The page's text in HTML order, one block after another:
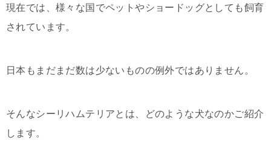
現在では、様々な国でペットやショードッグとしても飼育
されています。
日本もまだまだ数は少ないものの例外ではありません。
そんなシーリハムテリアとは、どのような犬なのかご紹介
します。